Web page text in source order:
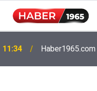
11:34 Haber1965.com
15:52
hesaplarda